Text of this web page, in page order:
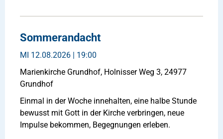
Sommerandacht
MI 12.08.2026 | 19:00
Marienkirche Grundhof, Holnisser Weg 3, 24977
Grundhof
Einmal in der Woche innehalten, eine halbe Stunde
bewusst mit Gott in der Kirche verbringen, neue
Impulse bekommen, Begegnungen erleben.